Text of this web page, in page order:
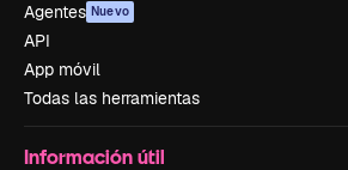
Agentes Nuevo
API
App móvil
Todas las herramientas
Información útil